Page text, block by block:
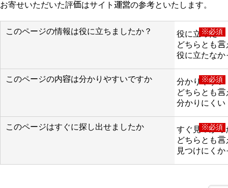
お寄せいただいた評価はサイト運営の参考といたします。
このページの情報は役に立ちましたか？ ※必須
役に立った
どちらとも言
役に立たなか
このページの内容は分かりやすいですか ※必須
分かりやすい
どちらとも言
分かりにくい
このページはすぐに探し出せましたか ※必須
すぐ見つかっ
どちらとも言
見つけにくか